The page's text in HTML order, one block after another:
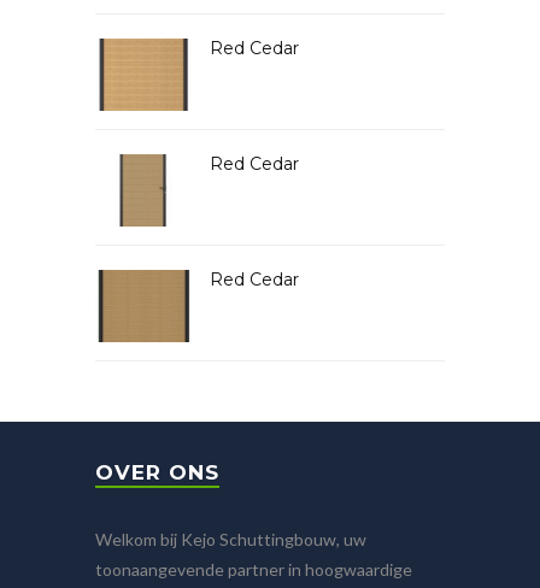
Red Cedar
Red Cedar
Red Cedar
OVER ONS
Welkom bij Kejo Schuttingbouw, uw
toonaangevende partner in hoogwaardige